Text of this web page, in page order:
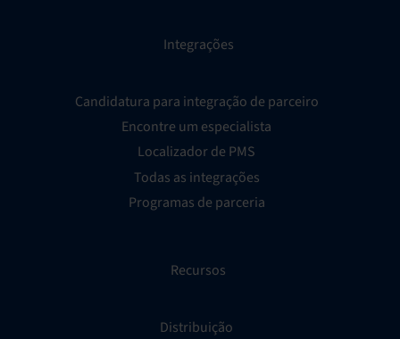
Integrações
Candidatura para integração de parceiro
Encontre um especialista
Localizador de PMS
Todas as integrações
Programas de parceria
Recursos
Distribuição